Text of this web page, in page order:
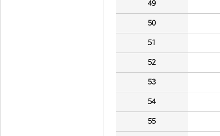
49
50
51
52
53
54
55